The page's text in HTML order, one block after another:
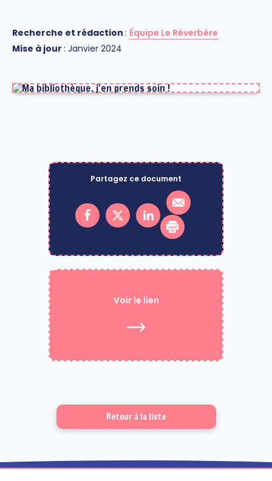
Recherche et rédaction : Équipe Le Réverbère
Mise à jour : Janvier 2024
Partagez ce document
Voir le lien
Retour à la liste